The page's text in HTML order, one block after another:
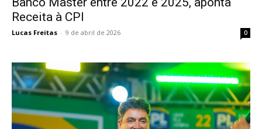
Receita à CPI
Lucas Freitas - 9 de abril de 2026 0